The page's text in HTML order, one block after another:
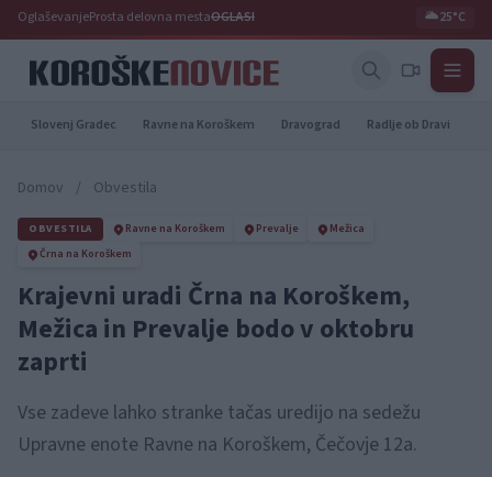
OglaševanjeProsta delovna mestaOGLASI 🌥️25°C
Slovenj Gradec Ravne na Koroškem Dravograd Radlje ob Dravi
Domov / Obvestila
OBVESTILA Ravne na Koroškem Prevalje
Mežica
Črna na Koroškem
Krajevni uradi Črna na Koroškem,
Mežica in Prevalje bodo v oktobru
zaprti
Vse zadeve lahko stranke tačas uredijo na sedežu
Upravne enote Ravne na Koroškem, Čečovje 12a.